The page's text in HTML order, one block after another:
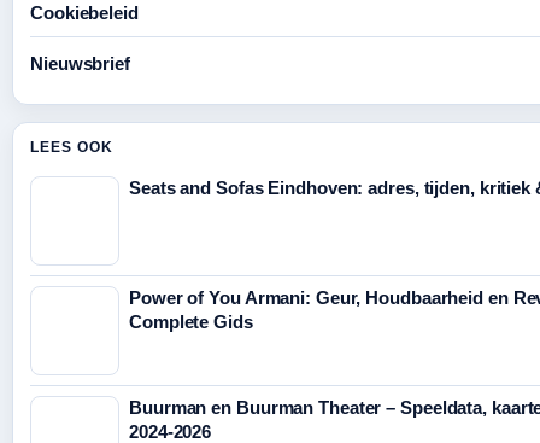
Cookiebeleid
Nieuwsbrief
LEES OOK
Seats and Sofas Eindhoven: adres, tijden, kritiek
Power of You Armani: Geur, Houdbaarheid en
Complete Gids
Buurman en Buurman Theater – Speeldata,
2024-2026